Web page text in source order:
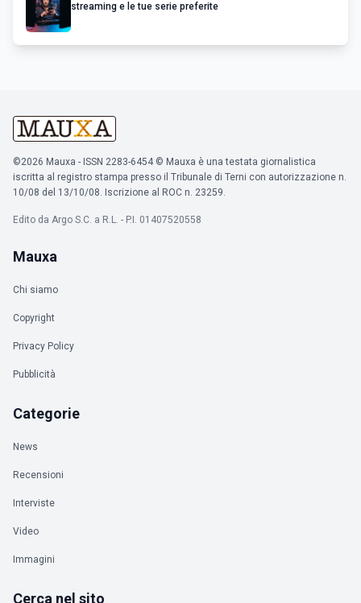
streaming e le tue serie preferite
©2026 Mauxa - ISSN 2283-6454 © Mauxa è una testata giornalistica
iscritta al registro stampa presso il Tribunale di Terni con autorizzazione n.
10/08 del 13/10/08. Iscrizione al ROC n. 23259.
Edito da Argo S.C. a R.L. - P.I. 01407520558
Mauxa
Chi siamo
Copyright
Privacy Policy
Pubblicità
Categorie
News
Recensioni
Interviste
Video
Immagini
Cerca nel sito